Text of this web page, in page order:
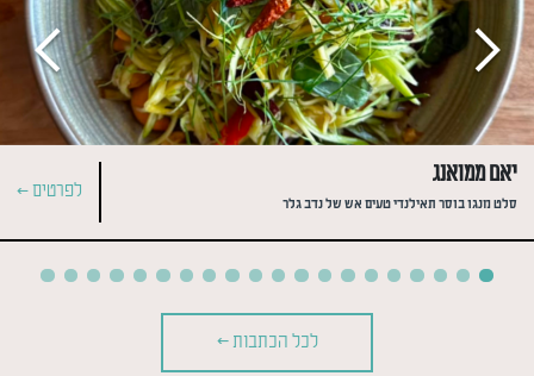
יאם ממואנג
סלט מנגו בוסר תאילנדי טעים אש של נדב גלר
לפרטים >
לכל הכתבות >